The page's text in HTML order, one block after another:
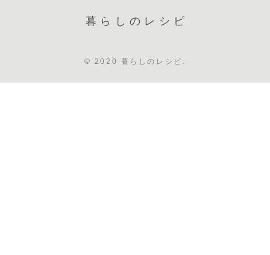
暮らしのレシピ
© 2020 暮らしのレシピ.